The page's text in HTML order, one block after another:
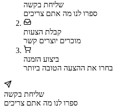
שליחת בקשה
ספרו לנו מה אתם צריכים
קבלת הצעות
מוכרים יוצרים קשר
ביצוע הזמנה
בחרו את ההצעה הטובה ביותר
שליחת בקשה
ספרו לנו מה אתם צריכים